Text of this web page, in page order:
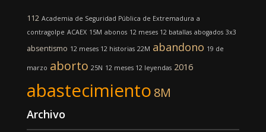
112 Academia de Seguridad Pública de Extremadura a
contragolpe ACAEX 15M abonos 12 meses 12 batallas abogados 3x3
absentismo 12 meses 12 historias 22M abandono 19 de
marzo aborto 25N 12 meses 12 leyendas 2016
abastecimiento 8M
Archivo